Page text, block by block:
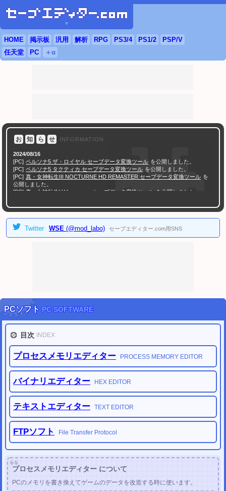
▼
HOME 掲示板 汎用 解析 RPG PS3/4 PS1/2 PSP/V
任天堂
PC ＋α
お 知 ら せ INFORMATION
2024/08/16
[PC] ペルソナ5 ザ・ロイヤル セーブデータ変換ツール を公開しました。
[PC] ペルソナ5 タクティカ セーブデータ変換ツール を公開しました。
[PC] 真・女神転生III NOCTURNE HD REMASTER セーブデータ変換ツール を
公開しました。
[PC] 真・女神転生V Vengeance セーブデータ変換ツール
を公開しました。
[PC]ペルソナ3 ポータブル チェックサム修正ツールを公開しました。
2024/02/11
ペルソナ3 リロード セーブデータ変換ツール
ポケモン履歴書メーカー・バイオレット
2022/09/03
ロゴジェネレーター・シリーズ(56点) を公開しました。
2022/07/10
パワプロ風アバター画像ジェネレーター
2022/01/22
DQ(ドラゴンクエスト)シリーズ関連ツールを公開しました。
FF(ファイナルファンタジー)シリーズ関連ツールを公開しました。
2022/01/22
任天堂改造解析掲示板
を公開しました。
任天堂セーブデータ投稿掲示板を公開しました。
2021/03/07
セーブファイル名確認ツール for Microsoft Store / Xbox Game Passを公開しま
した。
2021/01/03
DQ11名前変更コード作成ツールとDQ11Sクロスセーブ移動ツールを公開しま
した。
2020/12/31
PCドラクエ11S の パッチコード、解析情報を
Twitter WSE (@mod_labo) セーブエディター.com用SNS
PCソフト PC SOFTWARE
目次 INDEX
プロセスメモリエディター PROCESS MEMORY EDITOR
バイナリエディター HEX EDITOR
テキストエディター TEXT EDITOR
FTPソフト File Transfer Protocol
プロセスメモリエディター について
PCのメモリを書き換えてゲームのデータを改造する時に使います。